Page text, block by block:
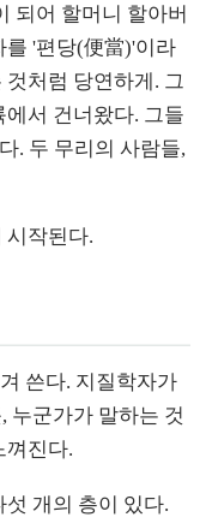
되어 할머니 할아버
를 '편당(便當)'이라
처럼 당연하게. 그
서 건너왔다. 그들
. 두 무리의 사람들,
시작된다.
쓴다. 지질학자가
누군가가 말하는 것
껴진다.
개의 층이 있다.